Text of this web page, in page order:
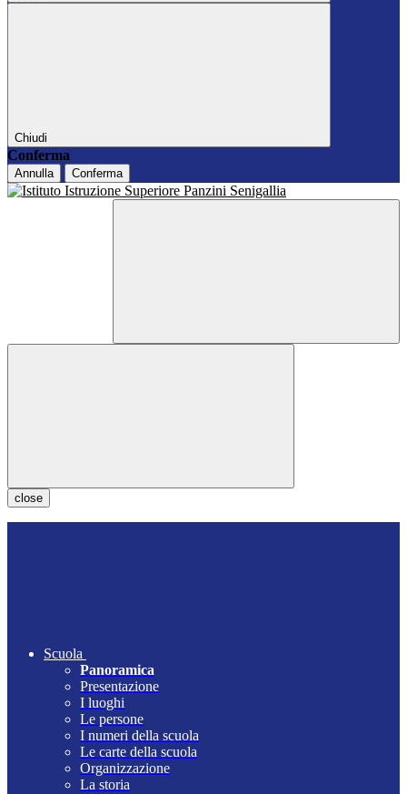
Chiudi
Conferma
Annulla Conferma
close
Scuola
Panoramica
Presentazione
I luoghi
Le persone
I numeri della scuola
Le carte della scuola
Organizzazione
La storia